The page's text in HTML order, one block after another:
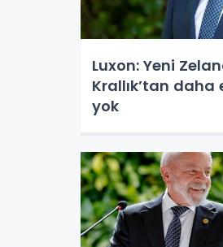
Luxon: Yeni
Krallık’tan
yok